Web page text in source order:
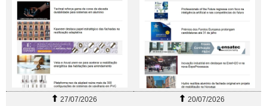
27/07/2026 20/07/2026